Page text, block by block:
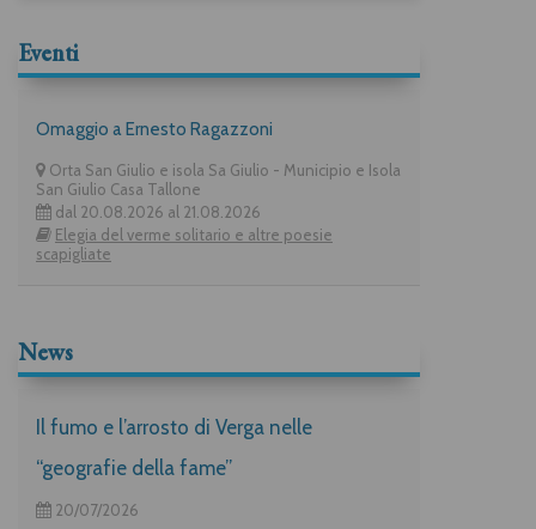
Eventi
Omaggio a Ernesto Ragazzoni
Orta San Giulio e isola Sa Giulio - Municipio e Isola
San Giulio Casa Tallone
dal 20.08.2026 al 21.08.2026
Elegia del verme solitario e altre poesie
scapigliate
News
Il fumo e l’arrosto di Verga nelle
“geografie della fame”
20/07/2026